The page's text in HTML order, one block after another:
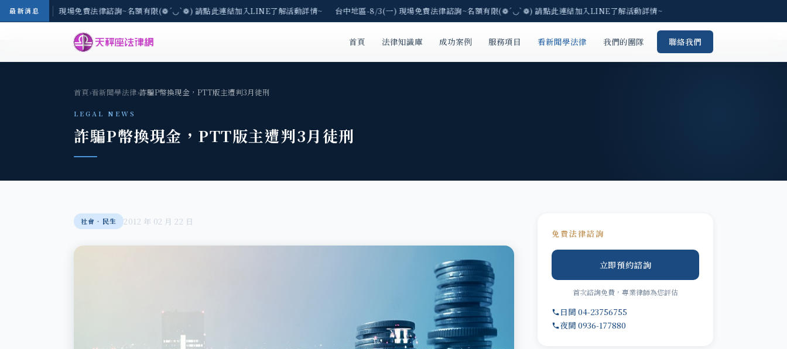
最新消息
地區-8/3(一) 現場免費法律諮詢~名額有限(❁´◡`❁) 請點此連結加入LINE了解活動詳情~ 台中地區-8/3(一) 現場免費法律諮詢~名額有限(❁´◡`❁) 請點此連結加入LINE了解活動詳情~
首頁 法律知識庫 成功案例 服務項目 看新聞學法律 我們的團隊 聯絡我們
首頁›看新聞學法律›詐騙P幣換現金，PTT版主遭判3月徒刑
LEGAL NEWS
詐騙P幣換現金，PTT版主遭判3月徒刑
社會‧民生 2012 年 02 月 22 日
免費法律諮詢
立即預約諮詢
首次諮詢免費，專業律師為您評估
日間 04-23756755
夜間 0936-177880